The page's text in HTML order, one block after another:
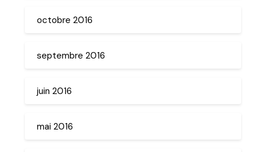
octobre 2016
septembre 2016
juin 2016
mai 2016